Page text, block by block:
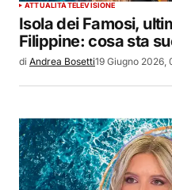
ATTUALITÀTELEVISIONE
Isola dei Famosi,
Filippine: cosa sta
di Andrea Bosetti19 Giugno 2026,